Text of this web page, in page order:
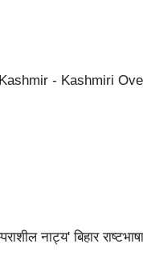
- Kashmiri
नाट्य' बिहार